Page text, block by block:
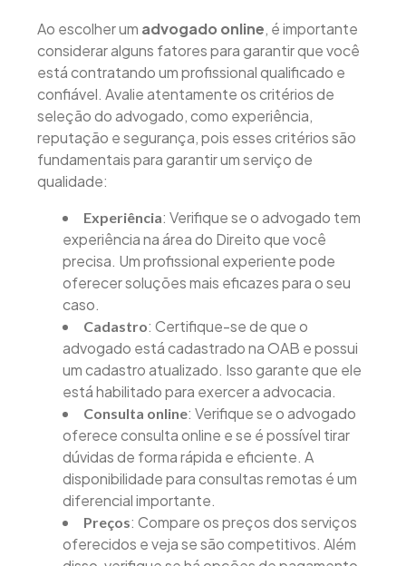
Ao escolher um advogado online, é importante
considerar alguns fatores para garantir que você
está contratando um profissional qualificado e
confiável. Avalie atentamente os critérios de
seleção do advogado, como experiência,
reputação e segurança, pois esses critérios são
fundamentais para garantir um serviço de
qualidade:
Experiência: Verifique se o advogado tem
experiência na área do Direito que você
precisa. Um profissional experiente pode
oferecer soluções mais eficazes para o seu
caso.
Cadastro: Certifique-se de que o
advogado está cadastrado na OAB e possui
um cadastro atualizado. Isso garante que ele
está habilitado para exercer a advocacia.
Consulta online: Verifique se o advogado
oferece consulta online e se é possível tirar
dúvidas de forma rápida e eficiente. A
disponibilidade para consultas remotas é um
diferencial importante.
Preços: Compare os preços dos serviços
oferecidos e veja se são competitivos. Além